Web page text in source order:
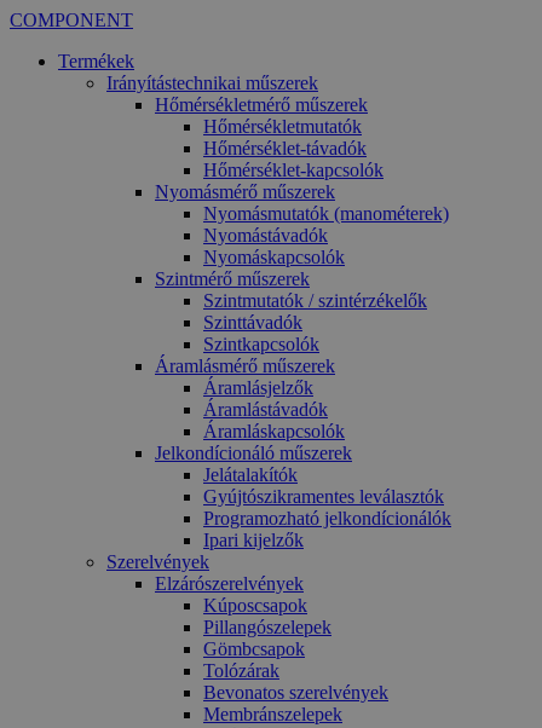
COMPONENT
Termékek
Irányítástechnikai műszerek
Hőmérsékletmérő műszerek
Hőmérsékletmutatók
Hőmérséklet-távadók
Hőmérséklet-kapcsolók
Nyomásmérő műszerek
Nyomásmutatók (manométerek)
Nyomástávadók
Nyomáskapcsolók
Szintmérő műszerek
Szintmutatók / szintérzékelők
Szinttávadók
Szintkapcsolók
Áramlásmérő műszerek
Áramlásjelzők
Áramlástávadók
Áramláskapcsolók
Jelkondícionáló műszerek
Jelátalakítók
Gyújtószikramentes leválasztók
Programozható jelkondícionálók
Ipari kijelzők
Szerelvények
Elzárószerelvények
Kúposcsapok
Pillangószelepek
Gömbcsapok
Tolózárak
Bevonatos szerelvények
Membránszelepek